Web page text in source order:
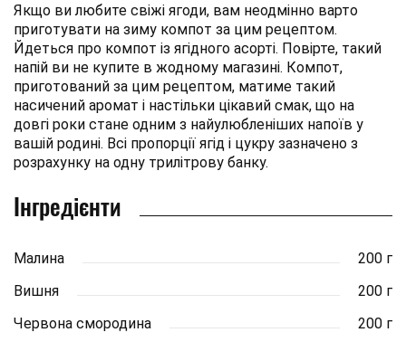
Якщо ви любите свіжі ягоди, вам неодмінно варто
приготувати на зиму компот за цим рецептом.
Йдеться про компот із ягідного асорті. Повірте, такий
напій ви не купите в жодному магазині. Компот,
приготований за цим рецептом, матиме такий
насичений аромат і настільки цікавий смак, що на
довгі роки стане одним з найулюбленіших напоїв у
вашій родині. Всі пропорції ягід і цукру зазначено з
розрахунку на одну трилітрову банку.
Інгредієнти
Малина
200 г
Вишня
200 г
Червона смородина
200 г